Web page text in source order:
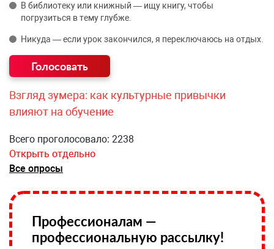
В библиотеку или книжный — ищу книгу, чтобы
погрузиться в тему глубже.
Никуда — если урок закончился, я переключаюсь на отдых.
Взгляд зумера: как культурные привычки
влияют на обучение
Всего проголосовало: 2238
Открыть отдельно
Все опросы
Профессионалам —
профессиональную рассылку!